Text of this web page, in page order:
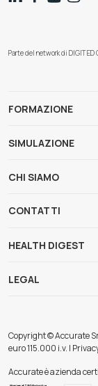
Parte del network di DIGIT ED
FORMAZIONE
SIMULAZIONE
CHI SIAMO
CONTATTI
HEALTH DIGEST
LEGAL
Copyright © Accurate
euro 115.000 i.v. |
Accurate è azienda